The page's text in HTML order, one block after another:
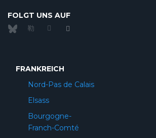
FOLGT UNS AUF
FRANKREICH
Nord-Pas de Calais
Elsass
Bourgogne-
Franch-Comté